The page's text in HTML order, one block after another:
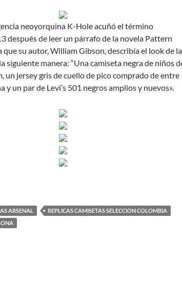
neoyorquina K-Hole acuñó el término
después de leer un párrafo de la novela Pattern
que su autor, William Gibson, describía el look de la
siguiente manera: “Una camiseta negra de niños
un jersey gris de cuello de pico comprado de entre
y un par de Levi’s 501 negros amplios y nuevos».
ARSENAL
REPLICAS CAMISETAS SELECCION COLOMBIA